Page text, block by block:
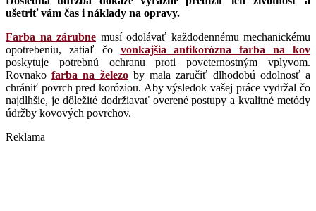
ušetriť vám čas i náklady na opravy.
Farba na zárubne musí odolávať každodennému mechanickému
opotrebeniu, zatiaľ čo vonkajšia antikorózna farba na kov
poskytuje potrebnú ochranu proti poveternostným vplyvom.
Rovnakofarba na železoby mala zaručiť dlhodobú odolnosť a
chrániť povrch pred koróziou. Aby výsledok vašej práce vydržal čo
najdlhšie, je dôležité dodržiavať overené postupy a kvalitné metódy
údržby kovových povrchov.
Reklama